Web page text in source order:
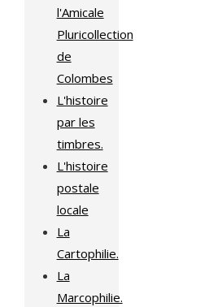
l'Amicale
Pluricollection
de
Colombes
L'histoire
par les
timbres.
L'histoire
postale
locale
La
Cartophilie.
La
Marcophilie.